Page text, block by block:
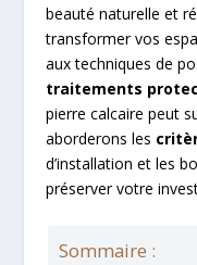
beauté naturelle et
transformer vos
aux techniques de
traitements
pierre calcaire peut
aborderons les
d’installation et les
préserver votre
Sommaire :